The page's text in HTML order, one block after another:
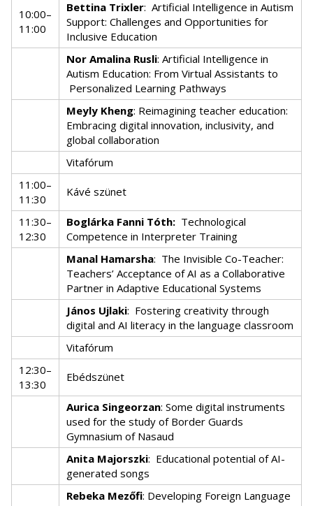
10:00–
11:00
Bettina Trixler: Artificial Intelligence in Autism
Support: Challenges and Opportunities for
Inclusive Education
Nor Amalina Rusli: Artificial Intelligence in
Autism Education: From Virtual Assistants to
Personalized Learning Pathways
Meyly Kheng: Reimagining teacher education:
Embracing digital innovation, inclusivity, and
global collaboration
Vitafórum
11:00–
11:30
Kávé szünet
11:30–
12:30
Boglárka Fanni Tóth: Technological
Competence in Interpreter Training
Manal Hamarsha: The Invisible Co-Teacher:
Teachers’ Acceptance of AI as a Collaborative
Partner in Adaptive Educational Systems
János Ujlaki: Fostering creativity through
digital and AI literacy in the language classroom
Vitafórum
12:30–
13:30
Ebédszünet
Aurica Singeorzan: Some digital instruments
used for the study of Border Guards
Gymnasium of Nasaud
Anita Majorszki: Educational potential of AI-
generated songs
Rebeka Mezőfi: Developing Foreign Language